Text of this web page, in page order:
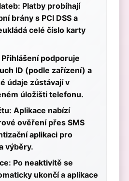
Platby probíhají
brány s PCI DSS a
celé číslo karty
Přihlášení podporuje
ID (podle zařízení) a
údaje zůstávají v
úložišti telefonu.
Aplikace nabízí
ověření přes SMS
aplikaci pro
výběry.
Po neaktivitě se
ukončí a aplikace